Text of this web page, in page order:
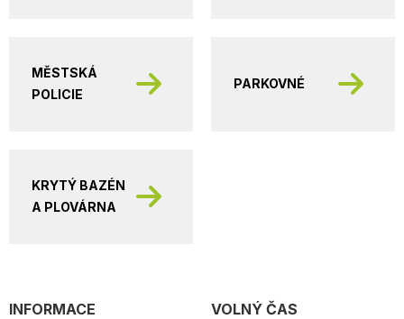
MĚSTSKÁ
POLICIE
PARKOVNÉ
KRYTÝ BAZÉN
A PLOVÁRNA
INFORMACE VOLNÝ ČAS